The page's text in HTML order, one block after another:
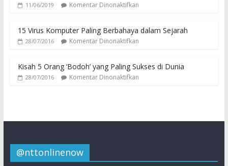
11/06/2019 Komentar Dinonaktifkan
15 Virus Komputer Paling Berbahaya dalam Sejarah
28/07/2016 Komentar Dinonaktifkan
Kisah 5 Orang ‘Bodoh’ yang Paling Sukses di Dunia
28/07/2016 Komentar Dinonaktifkan
@nttonlinenow